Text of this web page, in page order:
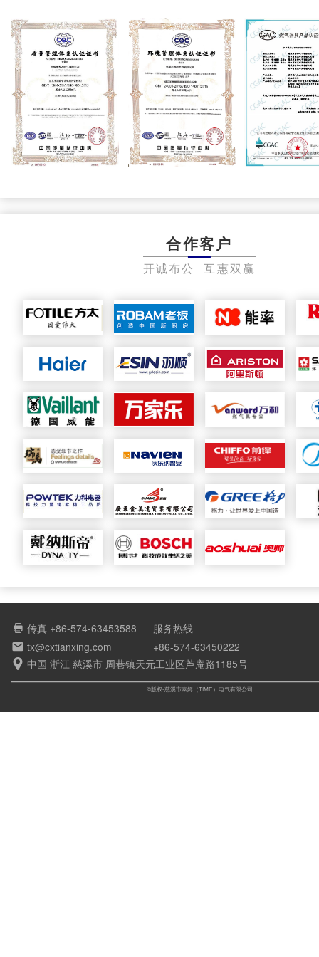
合作客户
开诚布公 互惠双赢
 传真 +86-574-63453588
 tx@cxtianxing.com
服务热线
+86-574-63450222
 中国 浙江 慈溪市 周巷镇天元工业区芦庵路1185号
©版权-慈溪市泰姆（TIME）电气有限公司